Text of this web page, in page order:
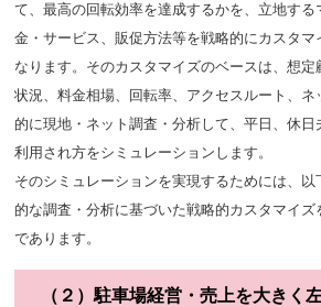
て、最高の回転効率を達成するかを、立地す
金・サービス、販促方法等を戦略的にカスタマ
なります。そのカスタマイズのベースは、想
状況、料金相場、回転率、アクセスルート、ネ
的に現地・ネット調査・分析して、平日、休
利用され方をシミュレーションします。
そのシミュレーションを実現するためには、以
的な調査・分析に基づいた戦略的カスタマイ
であります。
（２）駐車場経営・売上を大きく